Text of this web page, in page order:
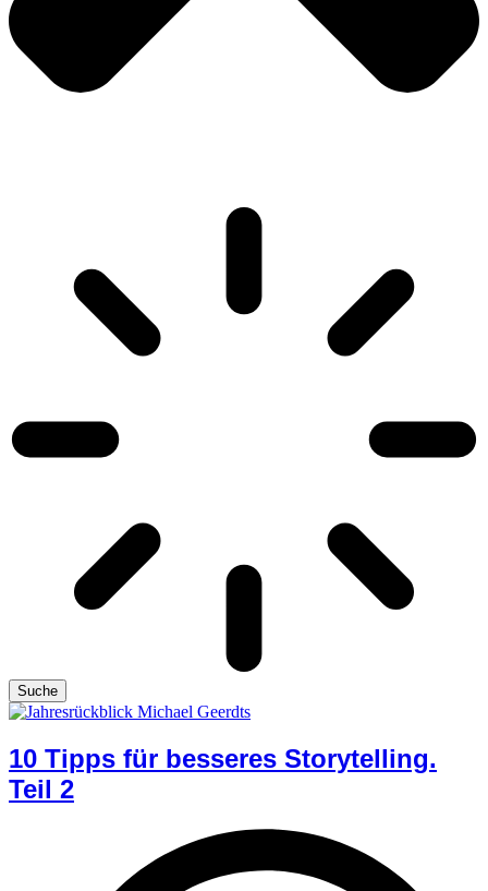
Suche
10 Tipps für besseres Storytelling.
Teil 2